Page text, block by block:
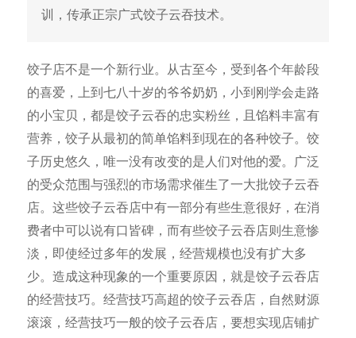
训，传承正宗广式饺子云吞技术。
饺子店不是一个新行业。从古至今，受到各个年龄段
的喜爱，上到七八十岁的爷爷奶奶，小到刚学会走路
的小宝贝，都是饺子云吞的忠实粉丝，且馅料丰富有
营养，饺子从最初的简单馅料到现在的各种饺子。饺
子历史悠久，唯一没有改变的是人们对他的爱。广泛
的受众范围与强烈的市场需求催生了一大批饺子云吞
店。这些饺子云吞店中有一部分有些生意很好，在消
费者中可以说有口皆碑，而有些饺子云吞店则生意惨
淡，即使经过多年的发展，经营规模也没有扩大多
少。造成这种现象的一个重要原因，就是饺子云吞店
的经营技巧。经营技巧高超的饺子云吞店，自然财源
滚滚，经营技巧一般的饺子云吞店，要想实现店铺扩